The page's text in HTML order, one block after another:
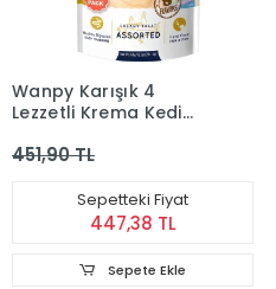
Wanpy Karışık 4
Lezzetli Krema Kedi
451,90 TL
Sepetteki Fiyat
447,38 TL
Sepete Ekle